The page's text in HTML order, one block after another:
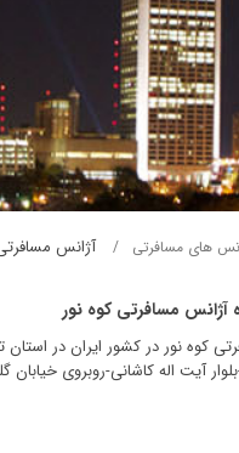
های مسافرتی آژانس
آژانس مسافرتی کوه نور
کوه نور در کشور ایران در
آیت اله کاشانی-روبروی خیابان گلستان-شماره